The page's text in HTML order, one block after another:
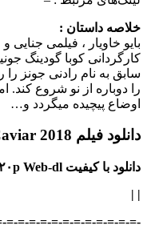
خلاصه داستان :
اوضاع پیچیده می‎گردد و…
دانلود فیلم Bayou Caviar 2018
دانلود با کیفیت ۷۲۰p Web-dl ریلیز F2M
|
|
=-=-=-=-=-=-=-=-=-=-=-=-